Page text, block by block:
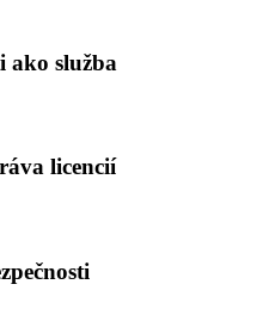
ako služba
licencií